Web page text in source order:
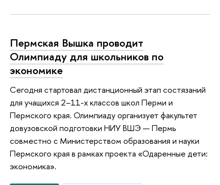
Пермская Вышка проводит
Олимпиаду для школьников по
экономике
Сегодня стартовал дистанционный этап состязаний
для учащихся 2–11-х классов школ Перми и
Пермского края. Олимпиаду организует факультет
довузовской подготовки НИУ ВШЭ — Пермь
совместно с Министерством образования и науки
Пермского края в рамках проекта «Одаренные дети:
экономика».